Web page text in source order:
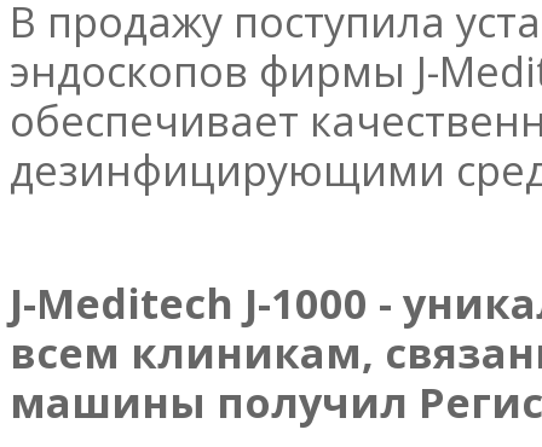
В продажу поступила
эндоскопов фирмы J-
обеспечивает
дезинфицирующими
J-Meditech J-1000 -
всем клиникам,
машины получил